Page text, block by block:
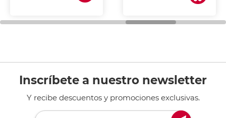
de tinta y láser,
general de oficina.
Inscríbete a nuestro newsletter
Y recibe descuentos y promociones exclusivas.